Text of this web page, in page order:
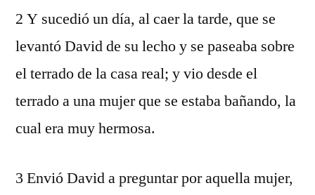
2 Y sucedió un día, al caer la tarde, que se
levantó David de su lecho y se paseaba sobre
el terrado de la casa real; y vio desde el
terrado a una mujer que se estaba bañando, la
cual era muy hermosa.
3 Envió David a preguntar por aquella mujer,